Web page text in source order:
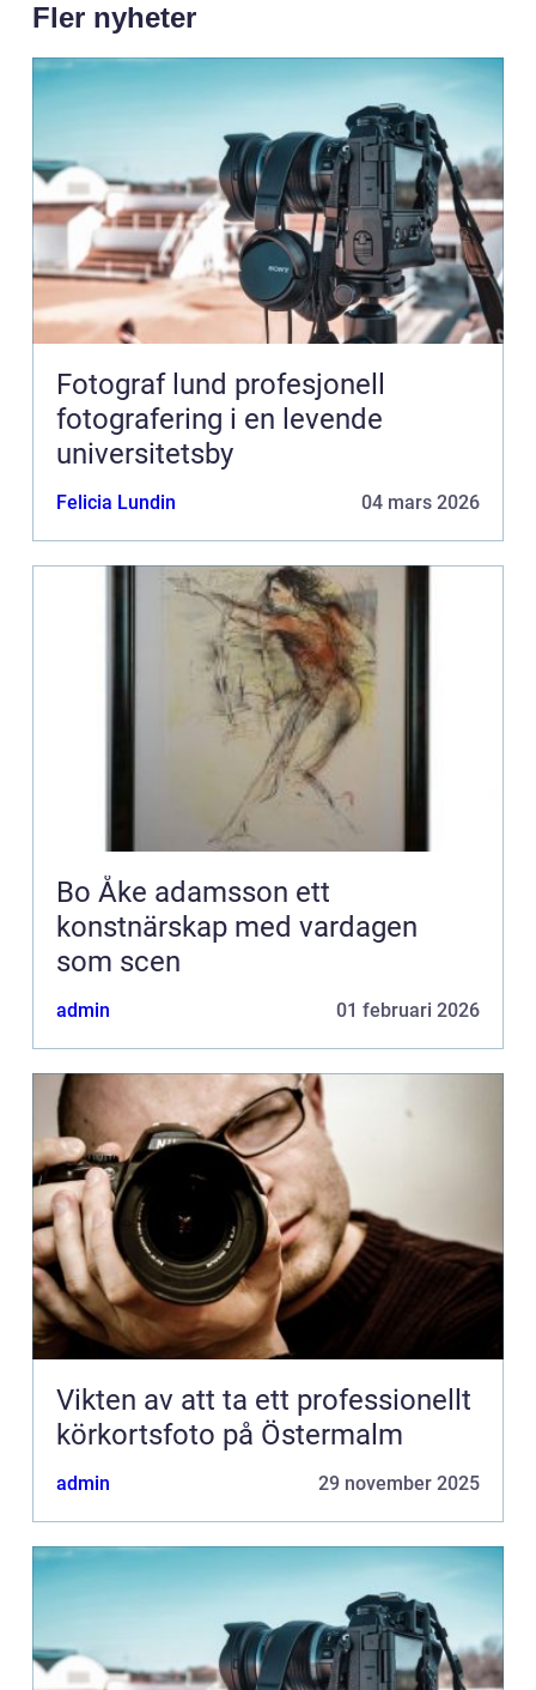
Fler nyheter
Fotograf lund profesjonell
fotografering i en levende
universitetsby
Felicia Lundin 04 mars 2026
Bo Åke adamsson ett
konstnärskap med vardagen
som scen
admin 01 februari 2026
Vikten av att ta ett professionellt
körkortsfoto på Östermalm
admin 29 november 2025